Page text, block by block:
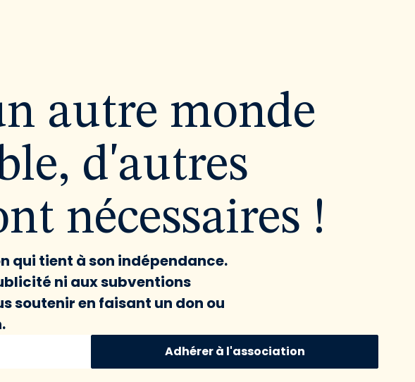
autre monde
d'autres
nécessaires !
qui tient à son indépendance.
ni aux subventions
soutenir en faisant un don ou
Adhérer à l'association